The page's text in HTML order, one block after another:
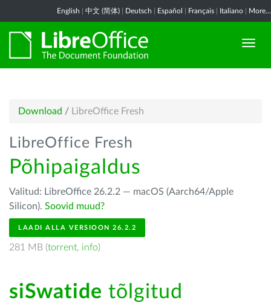
English 中文 (简体) Deutsch Español Français Italiano More...
Download / LibreOffice Fresh
LibreOffice Fresh
Põhipaigaldus
Valitud: LibreOffice 26.2.2 — macOS (Aarch64/Apple
Silicon). Soovid muud?
LAADI ALLA VERSIOON 26.2.2
281 MB (torrent, info)
siSwatide tõlgitud